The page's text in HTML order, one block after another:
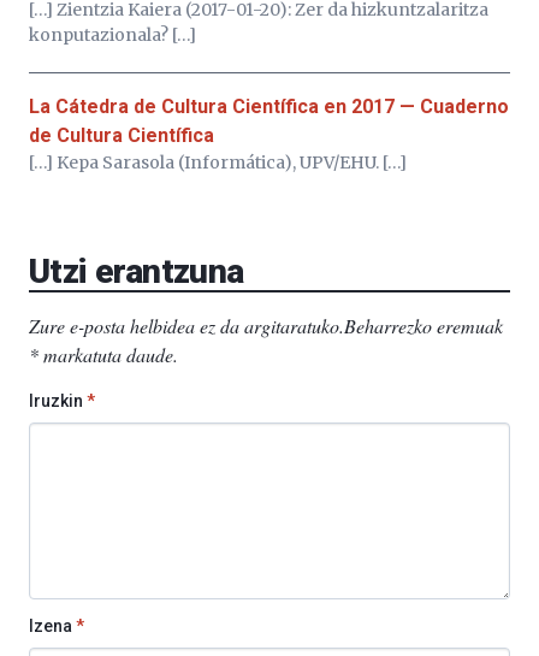
[…] Zientzia Kaiera (2017-01-20): Zer da hizkuntzalaritza
konputazionala? […]
La Cátedra de Cultura Científica en 2017 — Cuaderno
de Cultura Científica
[…] Kepa Sarasola (Informática), UPV/EHU. […]
Utzi erantzuna
Zure e-posta helbidea ez da argitaratuko.Beharrezko eremuak
*markatuta daude.
Iruzkin *
Izena *